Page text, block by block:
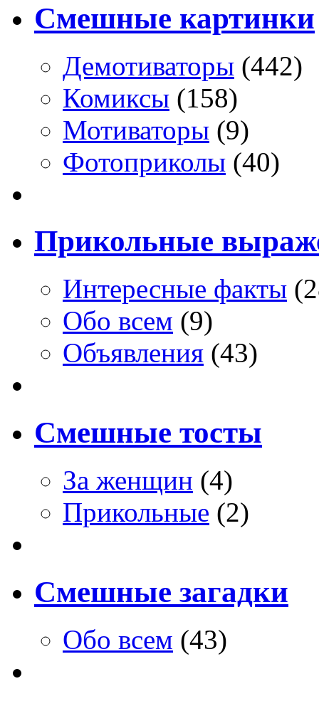
Смешные картинки
Демотиваторы (442)
Комиксы (158)
Мотиваторы (9)
Фотоприколы (40)
Прикольные
Интересные факты
Обо всем (9)
Объявления (43)
Смешные тосты
За женщин (4)
Прикольные (2)
Смешные загадки
Обо всем (43)